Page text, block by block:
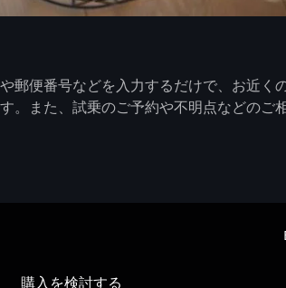
郵便番号などを入力するだけで、お近く
。また、試乗のご予約や不明点などのご
購入を検討する